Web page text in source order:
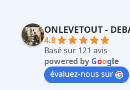
ONLEVETOUT -
4.8
Basé sur 121 avis
powered by Google
évaluez-nous sur